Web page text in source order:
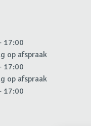
17:00
op afspraak
17:00
op afspraak
17:00